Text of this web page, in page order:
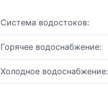
Система водостоков:
Горячее водоснабжение:
Холодное водоснабжение: